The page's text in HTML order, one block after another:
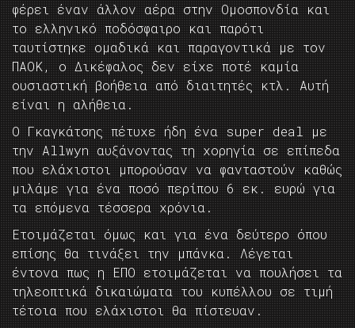
φέρει έναν άλλον αέρα στην Ομοσπονδία και
το ελληνικό ποδόσφαιρο και παρότι
ταυτίστηκε ομαδικά και παραγοντικά με τον
ΠΑΟΚ, ο Δικέφαλος δεν είχε ποτέ καμία
ουσιαστική βοήθεια από διαιτητές κτλ. Αυτή
είναι η αλήθεια.
Ο Γκαγκάτσης πέτυχε ήδη ένα super deal με
την Allwyn αυξάνοντας τη χορηγία σε επίπεδα
που ελάχιστοι μπορούσαν να φανταστούν καθώς
μιλάμε για ένα ποσό περίπου 6 εκ. ευρώ για
τα επόμενα τέσσερα χρόνια.
Ετοιμάζεται όμως και για ένα δεύτερο όπου
επίσης θα τινάξει την μπάνκα. Λέγεται
έντονα πως η ΕΠΟ ετοιμάζεται να πουλήσει τα
τηλεοπτικά δικαιώματα του κυπέλλου σε τιμή
τέτοια που ελάχιστοι θα πίστευαν.